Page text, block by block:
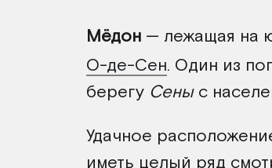
Мёдон — лежащая на
О-де-Сен. Один из
берегу Сеныс
Удачное
иметь целый ряд